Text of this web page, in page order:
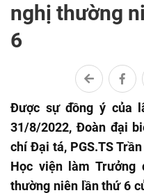
nghị thường
6
Được sự đồng ý của
31/8/2022, Đoàn đại
chí Đại tá, PGS.TS
Học viện làm Trưởng
thường niên lần thứ 6